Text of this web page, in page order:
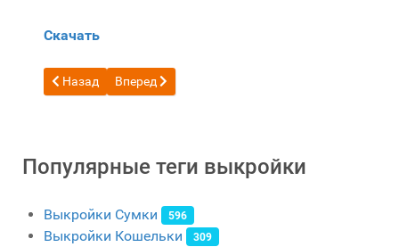
Скачать
Предыдущий: Бесплатная выкройка рюкзак AK Black red
Назад Следующий: Выкройка кожаный рюкзак
Вперед
Популярные теги выкройки
Выкройки Сумки 596
Выкройки Кошельки 309